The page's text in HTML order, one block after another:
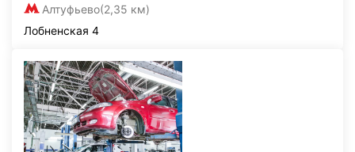
Алтуфьево(2,35 км)
Лобненская 4